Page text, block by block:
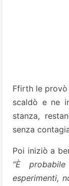
Ffirth le
scaldò e ne
stanza,
senza
Poi iniziò a
“È
esperimenti,